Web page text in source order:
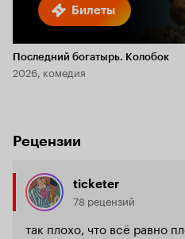
Билеты
Последний богатырь. Колобок
2026, комедия
Рецензии
ticketer
78 рецензий
так плохо, что всё равно